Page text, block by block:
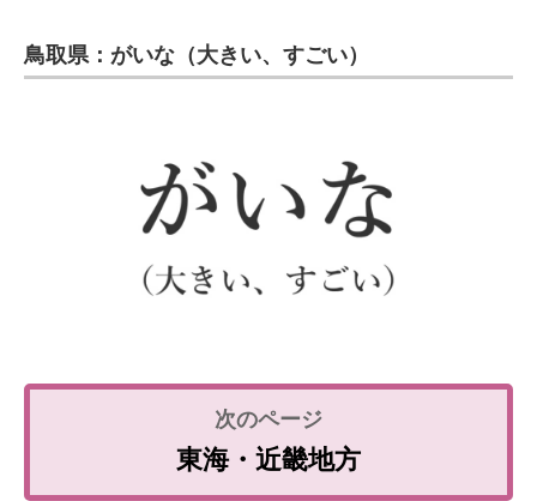
鳥取県：がいな（大きい、すごい）
東海・近畿地方